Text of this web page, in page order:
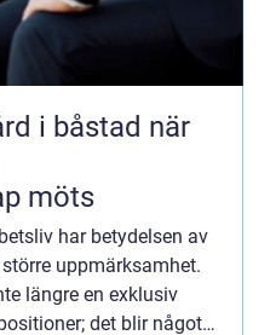
båstad när
möts
har betydelsen av
uppmärksamhet.
längre en exklusiv
det blir något